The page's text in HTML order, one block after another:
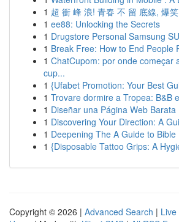
1 超 衝 峰 浪! 青春 不 留 底線, 爆
1 ee88: Unlocking the Secrets
1 Drugstore Personal Samsung
1 Break Free: How to End People
1 ChatCupom: por onde começar
cup...
1 {Ufabet Promotion: Your Best
1 Trovare dormire a Tropea: B&B
1 Diseñar una Página Web
1 Discovering Your Direction: A
1 Deepening The A Guide to Bible
1 {Disposable Tattoo Grips: A
Copyright © 2026 | Advanced Search | Live